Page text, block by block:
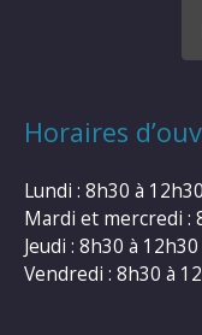
Horaires
Lundi : 8h30 à
Mardi et mercredi :
Jeudi : 8h30 à
Vendredi : 8h30 à